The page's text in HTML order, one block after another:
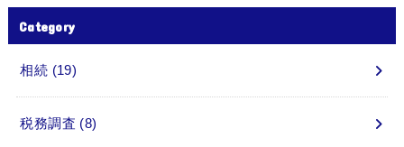
Category
相続 (19)
税務調査 (8)